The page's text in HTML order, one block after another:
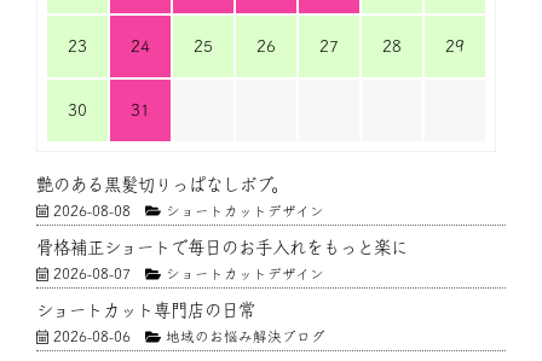
23 24 25 26 27 28 29
30 31
艶のある黒髪切りっぱなしボブ。
2026-08-08 ショートカットデザイン
骨格補正ショートで毎日のお手入れをもっと楽に
2026-08-07 ショートカットデザイン
ショートカット専門店の日常
2026-08-06 地域のお悩み解決ブログ